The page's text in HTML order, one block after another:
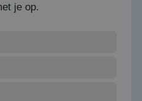
je op.